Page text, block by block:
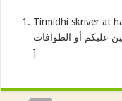
Tirmidhi skriver at
]